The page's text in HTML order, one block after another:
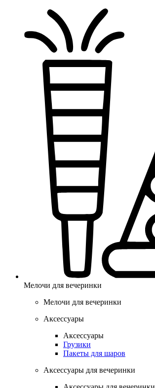
Мелочи для вечеринки
Мелочи для вечеринки
Аксессуары
Аксессуары
Грузики
Пакеты для шаров
Аксессуары для вечеринки